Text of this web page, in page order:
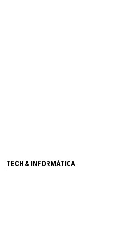
TECH & INFORMÁTICA